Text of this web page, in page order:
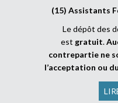
(15) Assistants
Le dépôt des
est gratuit.
contrepartie ne
l’acceptation ou